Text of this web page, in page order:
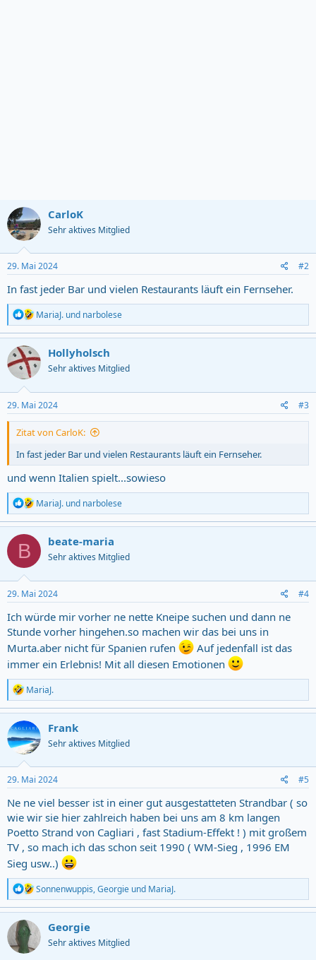
CarloK
Sehr aktives Mitglied
29. Mai 2024 #2
In fast jeder Bar und vielen Restaurants läuft ein Fernseher.
R
e
a
t
i
n
s
:
MariaJ. und narbolese
Hollyholsch
Sehr aktives Mitglied
29. Mai 2024 #3
Zitat von CarloK:
In fast jeder Bar und vielen Restaurants läuft ein Fernseher.
und wenn Italien spielt...sowieso
R
e
a
c
n
s
:
MariaJ. und narbolese
B beate-maria
Sehr aktives Mitglied
29. Mai 2024 #4
Ich würde mir vorher ne nette Kneipe suchen und dann ne
Stunde vorher hingehen.so machen wir das bei uns in
Murta.aber nicht für Spanien rufen
Auf jedenfall ist das
immer ein Erlebnis! Mit all diesen Emotionen
R
e
a
c
t
i
o
n
s
:
MariaJ.
Frank
Sehr aktives Mitglied
29. Mai 2024 #5
Ne ne viel besser ist in einer gut ausgestatteten Strandbar ( so
wie wir sie hier zahlreich haben bei uns am 8 km langen
Poetto Strand von Cagliari , fast Stadium-Effekt ! ) mit großem
TV , so mach ich das schon seit 1990 ( WM-Sieg , 1996 EM
Sieg usw..)
R
e
a
t
Sonnenwuppis,Georgie und MariaJ.
Georgie
Sehr aktives Mitglied